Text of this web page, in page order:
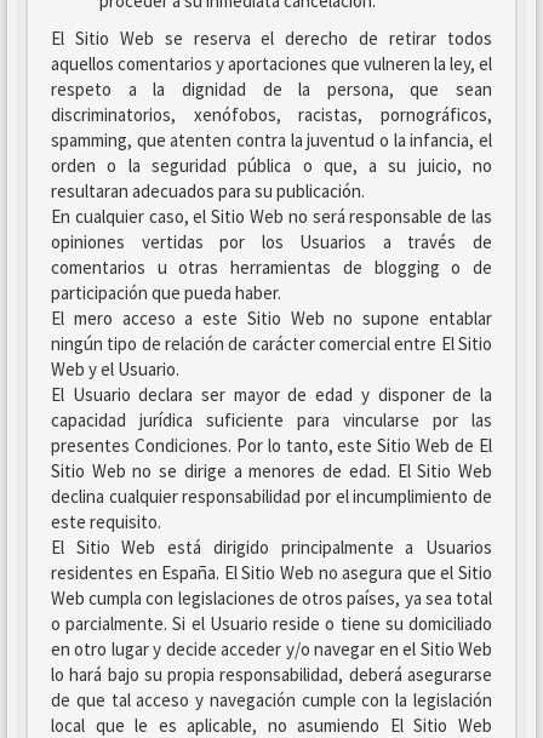
El Sitio Web se reserva el derecho de retirar todos
aquellos comentarios y aportaciones que vulneren la ley, el
respeto a la dignidad de la persona, que sean
discriminatorios, xenófobos, racistas, pornográficos,
spamming, que atenten contra la juventud o la infancia, el
orden o la seguridad pública o que, a su juicio, no
resultaran adecuados para su publicación.
En cualquier caso, el Sitio Web no será responsable de las
opiniones vertidas por los Usuarios a través de
comentarios u otras herramientas de blogging o de
participación que pueda haber.
El mero acceso a este Sitio Web no supone entablar
ningún tipo de relación de carácter comercial entre El Sitio
Web y el Usuario.
El Usuario declara ser mayor de edad y disponer de la
capacidad jurídica suficiente para vincularse por las
presentes Condiciones. Por lo tanto, este Sitio Web de El
Sitio Web no se dirige a menores de edad. El Sitio Web
declina cualquier responsabilidad por el incumplimiento de
este requisito.
El Sitio Web está dirigido principalmente a Usuarios
residentes en España. El Sitio Web no asegura que el Sitio
Web cumpla con legislaciones de otros países, ya sea total
o parcialmente. Si el Usuario reside o tiene su domiciliado
en otro lugar y decide acceder y/o navegar en el Sitio Web
lo hará bajo su propia responsabilidad, deberá asegurarse
de que tal acceso y navegación cumple con la legislación
local que le es aplicable, no asumiendo El Sitio Web